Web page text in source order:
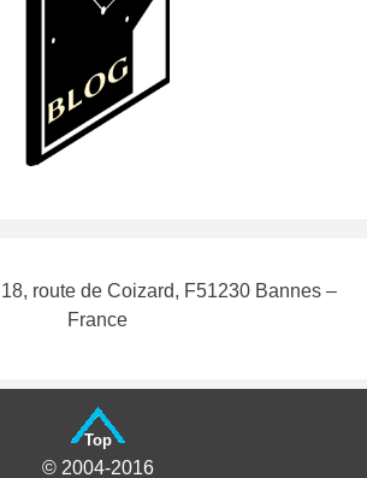
 18, route de Coizard, F51230 Bannes –
France
Top
© 2004-2016